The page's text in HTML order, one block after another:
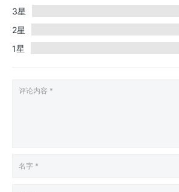
3星
2星
1星